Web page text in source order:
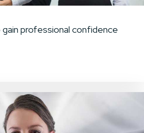
professional confidence